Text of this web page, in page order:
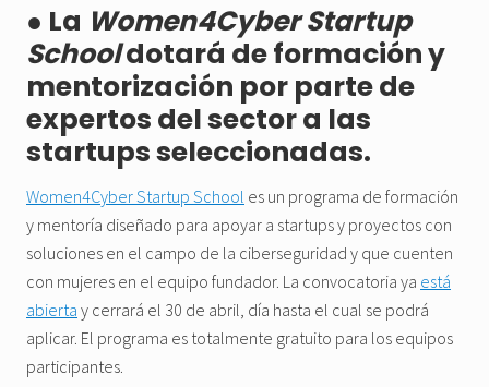
● La Women4Cyber Startup
Schooldotará de formación y
mentorización por parte de
expertos del sector a las
startups seleccionadas.
Women4CyberStartup School es un programa de formación
y mentoría diseñado para apoyar a startups y proyectos con
soluciones en el campo de la ciberseguridad y que cuenten
con mujeres en el equipo fundador. La convocatoria ya está
abierta y cerrará el 30 de abril, día hasta el cual se podrá
aplicar. El programa es totalmente gratuito para los equipos
participantes.